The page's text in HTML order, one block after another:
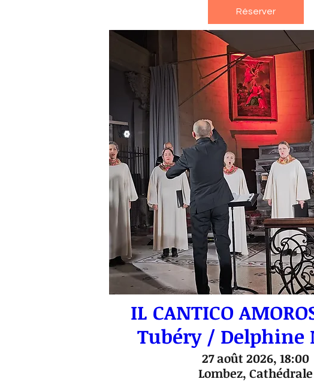
Réserver
IL CANTICO
Tubéry / Delphine
27 août 2026, 18:00
Lombez, Cathédrale